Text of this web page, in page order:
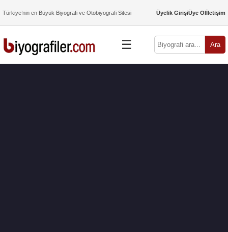
Türkiye’nin en Büyük Biyografi ve Otobiyografi Sitesi Üyelik GirişiÜye Olİletişim
☰ Ara